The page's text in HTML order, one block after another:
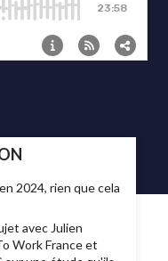
2024, rien que cela
avec Julien
Work France et